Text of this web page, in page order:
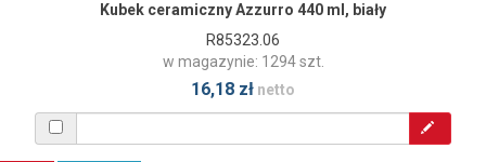
Kubek ceramiczny Azzurro 440 ml, biały
R85323.06
w magazynie: 1294 szt.
16,18 zł netto